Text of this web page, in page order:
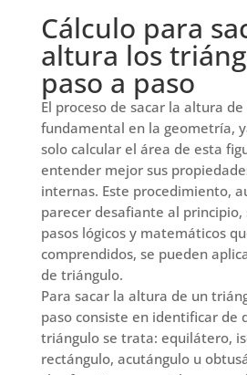
Cálculo para
altura los
paso a paso
El proceso de sacar la altura
fundamental en la geometría,
solo calcular el área de esta
entender mejor sus
internas. Este procedimiento,
parecer desafiante al principio,
pasos lógicos y matemáticos
comprendidos, se pueden
de triángulo.
Para sacar la altura de un
paso consiste en identificar de
triángulo se trata: equilátero,
rectángulo, acutángulo u